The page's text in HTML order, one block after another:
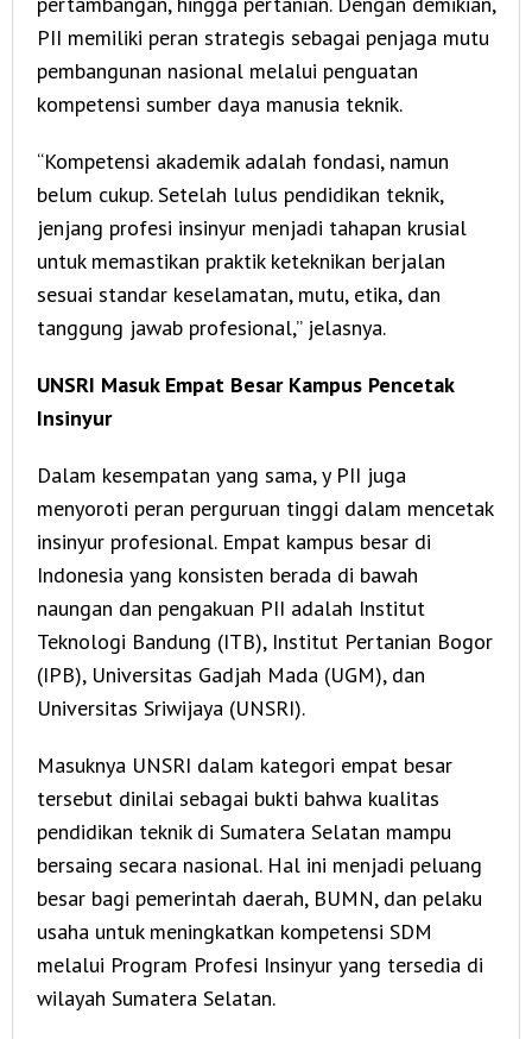
PII memiliki peran strategis sebagai penjaga mutu
pembangunan nasional melalui penguatan
kompetensi sumber daya manusia teknik.
“Kompetensi akademik adalah fondasi, namun
belum cukup. Setelah lulus pendidikan teknik,
jenjang profesi insinyur menjadi tahapan krusial
untuk memastikan praktik keteknikan berjalan
sesuai standar keselamatan, mutu, etika, dan
tanggung jawab profesional,” jelasnya.
UNSRI Masuk Empat Besar Kampus Pencetak
Insinyur
Dalam kesempatan yang sama, y PII juga
menyoroti peran perguruan tinggi dalam mencetak
insinyur profesional. Empat kampus besar di
Indonesia yang konsisten berada di bawah
naungan dan pengakuan PII adalah Institut
Teknologi Bandung (ITB), Institut Pertanian Bogor
(IPB), Universitas Gadjah Mada (UGM), dan
Universitas Sriwijaya (UNSRI).
Masuknya UNSRI dalam kategori empat besar
tersebut dinilai sebagai bukti bahwa kualitas
pendidikan teknik di Sumatera Selatan mampu
bersaing secara nasional. Hal ini menjadi peluang
besar bagi pemerintah daerah, BUMN, dan pelaku
usaha untuk meningkatkan kompetensi SDM
melalui Program Profesi Insinyur yang tersedia di
wilayah Sumatera Selatan.